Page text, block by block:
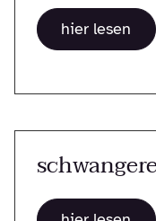
hier lesen